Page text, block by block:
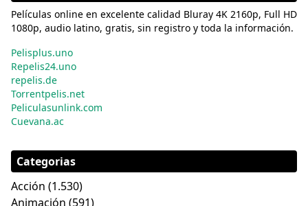
Películas online en excelente calidad Bluray 4K 2160p, Full HD
1080p, audio latino, gratis, sin registro y toda la información.
Pelisplus.uno
Repelis24.uno
repelis.de
Torrentpelis.net
Peliculasunlink.com
Cuevana.ac
Categorias
Acción (1.530)
Animación (591)